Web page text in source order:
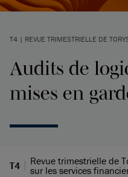
T4 | REVUE TRIMESTRIELLE DE
Audits de
mises en
T4
Revue trimestrielle de
sur les services